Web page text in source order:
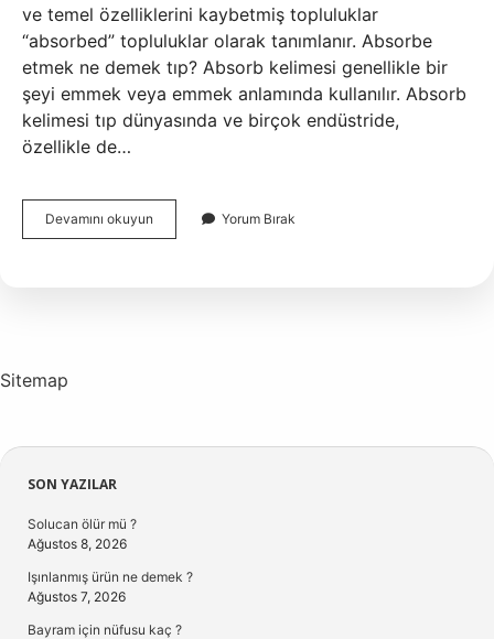
ve temel özelliklerini kaybetmiş topluluklar
“absorbed” topluluklar olarak tanımlanır. Absorbe
etmek ne demek tıp? Absorb kelimesi genellikle bir
şeyi emmek veya emmek anlamında kullanılır. Absorb
kelimesi tıp dünyasında ve birçok endüstride,
özellikle de…
Devamını okuyun Absorbe
Olmuş
Yorum Bırak
Sitemap
Sidebar
SON YAZILAR
Solucan ölür mü ?
Ağustos 8, 2026
Işınlanmış ürün ne demek ?
Ağustos 7, 2026
Bayram için nüfusu kaç ?